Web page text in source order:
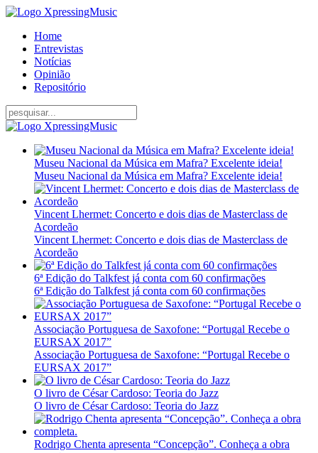
Home
Entrevistas
Notícias
Opinião
Repositório
Museu Nacional da Música em Mafra? Excelente ideia!
Museu Nacional da Música em Mafra? Excelente ideia!
Vincent Lhermet: Concerto e dois dias de Masterclass de
Acordeão
Vincent Lhermet: Concerto e dois dias de Masterclass de
Acordeão
6ª Edição do Talkfest já conta com 60 confirmações
6ª Edição do Talkfest já conta com 60 confirmações
Associação Portuguesa de Saxofone: “Portugal Recebe o
EURSAX 2017”
Associação Portuguesa de Saxofone: “Portugal Recebe o
EURSAX 2017”
O livro de César Cardoso: Teoria do Jazz
O livro de César Cardoso: Teoria do Jazz
Rodrigo Chenta apresenta “Concepção”. Conheça a obra